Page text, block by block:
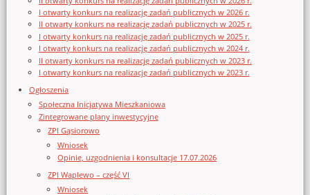
I otwarty konkurs na realizację zadań publicznych w 2026 r.
II otwarty konkurs na realizację zadań publicznych w 2025 r.
I otwarty konkurs na realizację zadań publicznych w 2025 r.
I otwarty konkurs na realizację zadań publicznych w 2024 r.
II otwarty konkurs na realizację zadań publicznych w 2023 r.
I otwarty konkurs na realizację zadań publicznych w 2023 r.
Ogłoszenia
Społeczna Inicjatywa Mieszkaniowa
Zintegrowane plany inwestycyjne
ZPI Gąsiorowo
Wniosek
Opinie, uzgodnienia i konsultacje 17.07.2026
ZPI Waplewo – część VI
Wniosek